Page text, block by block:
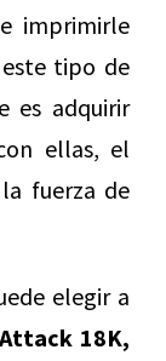
imprimirle
tipo de
es adquirir
ellas, el
fuerza de
elegir a
18K,